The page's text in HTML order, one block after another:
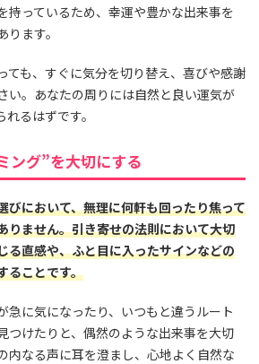
持っているため、幸運や豊かな出来事を
ます。
ても、すぐに気分を切り替え、喜びや感謝
い。あなたの周りには自然と良い運気が
るはずです。
ング”を大切にする
びにおいて、無理に何軒も回ったり焦って
りません。引き寄せの法則において大切
る直感や、ふと目に入ったサインなどの
ることです。
急に気になったり、いつもと違うルート
つけたりと、偶然のような出来事を大切
内なる声に耳を澄まし、心地よく自然な